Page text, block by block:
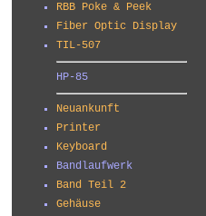
RBB Poke & Peek
Fiber Optic Display
TIL-507
HP-85
Neuankunft
Printer
Keyboard
Bandlaufwerk
Band Teil 2
Gehäuse